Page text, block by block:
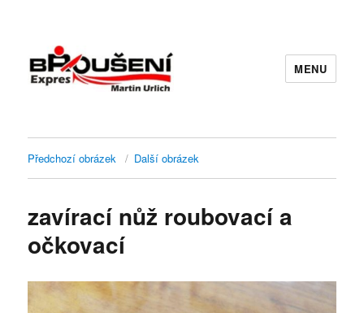
MENU
Předchozí obrázek Další obrázek
zavírací nůž roubovací a
očkovací